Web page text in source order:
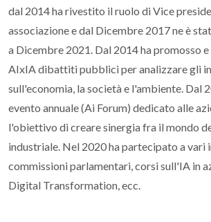
dal 2014 ha rivestito il ruolo di Vice
associazione e dal Dicembre 2017 ne è
a Dicembre 2021. Dal 2014 ha promosso
AIxIA dibattiti pubblici per analizzare gli
sull'economia, la società e l'ambiente. Dal
evento annuale (Ai Forum) dedicato alle
l'obiettivo di creare sinergia fra il mondo
industriale. Nel 2020 ha partecipato a vari
commissioni parlamentari, corsi sull'IA in
Digital Transformation, ecc.